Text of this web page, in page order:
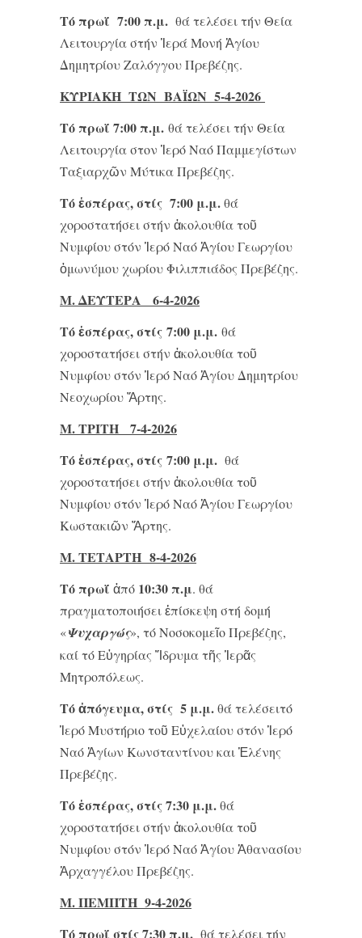
Τό πρωΐ 7:00 π.μ. θά τελέσει τήν Θεία
Λειτουργία στήν Ἱερά Μονή Ἁγίου
Δημητρίου Ζαλόγγου Πρεβέζης.
ΚΥΡΙΑΚΗ ΤΩΝ ΒΑÏΩΝ 5-4-2026
Τό πρωΐ 7:00 π.μ. θά τελέσει τήν Θεία
Λειτουργία στον Ἱερό Ναό Παμμεγίστων
Ταξιαρχῶν Μύτικα Πρεβέζης.
Τό ἑσπέρας, στίς 7:00 μ.μ.θά
χοροστατήσει στήν ἀκολουθία τοῦ
Νυμφίου στόν Ἱερό Ναό Ἁγίου Γεωργίου
ὁμωνύμου χωρίου Φιλιππιάδος Πρεβέζης.
Μ. ΔΕΥΤΕΡΑ 6-4-2026
Τό ἑσπέρας, στίς 7:00 μ.μ. θά
χοροστατήσει στήν ἀκολουθία τοῦ
Νυμφίου στόν Ἱερό Ναό Ἁγίου Δημητρίου
Νεοχωρίου Ἄρτης.
Μ. ΤΡΙΤΗ 7-4-2026
Τό ἑσπέρας, στίς 7:00 μ.μ. θά
χοροστατήσει στήν ἀκολουθία τοῦ
Νυμφίου στόν Ἱερό Ναό Ἁγίου Γεωργίου
Κωστακιῶν Ἄρτης.
Μ. ΤΕΤΑΡΤΗ 8-4-2026
Τό πρωΐ ἀπό 10:30 π.μ. θά
πραγματοποιήσει ἐπίσκεψη στή δομή
«Ψυχαργώς», τό Νοσοκομεῖο Πρεβέζης,
καί τό Εὐγηρίας Ἵδρυμα τῆς Ἱερᾶς
Μητροπόλεως.
Τό ἀπόγευμα, στίς 5 μ.μ.θά τελέσειτό
Ἱερό Μυστήριο τοῦ Εὐχελαίου στόν Ἱερό
Ναό Ἁγίων Κωνσταντίνου και Ἑλένης
Πρεβέζης.
Τό ἑσπέρας, στίς 7:30 μ.μ.θά
χοροστατήσει στήν ἀκολουθία τοῦ
Νυμφίου στόν Ἱερό Ναό Ἁγίου Ἀθανασίου
Ἀρχαγγέλου Πρεβέζης.
Μ. ΠΕΜΠΤΗ 9-4-2026
Τό πρωΐ στίς 7:30 π.μ. θά τελέσει τήν